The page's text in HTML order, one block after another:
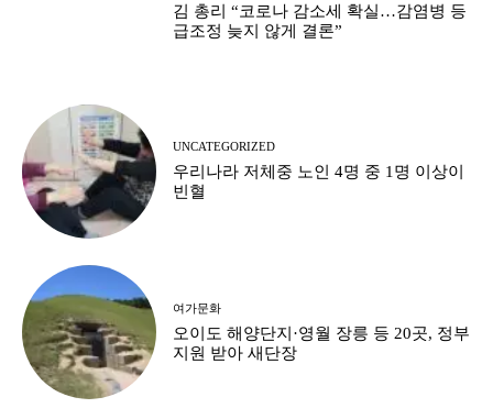
김 총리 “코로나 감소세 확실…감염병 등
급조정 늦지 않게 결론”
UNCATEGORIZED
우리나라 저체중 노인 4명 중 1명 이상이
빈혈
여가문화
오이도 해양단지·영월 장릉 등 20곳, 정부
지원 받아 새단장